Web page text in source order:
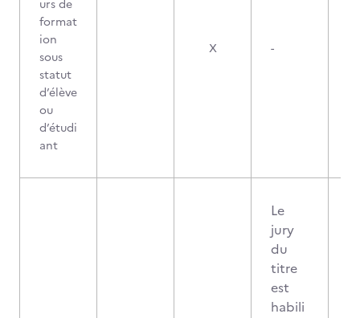
urs de
format
ion
sous
statut
d’élève
ou
d’étudi
ant
X -
Le
jury
du
titre
est
habili